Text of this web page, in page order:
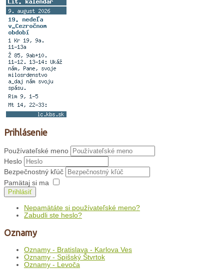
Prihlásenie
Používateľské meno
Heslo
Bezpečnostný kľúč
Pamätaj si ma
Prihlásiť
Nepamätáte si používateľské meno?
Zabudli ste heslo?
Oznamy
Oznamy - Bratislava - Karlova Ves
Oznamy - Spišský Štvrtok
Oznamy - Levoča